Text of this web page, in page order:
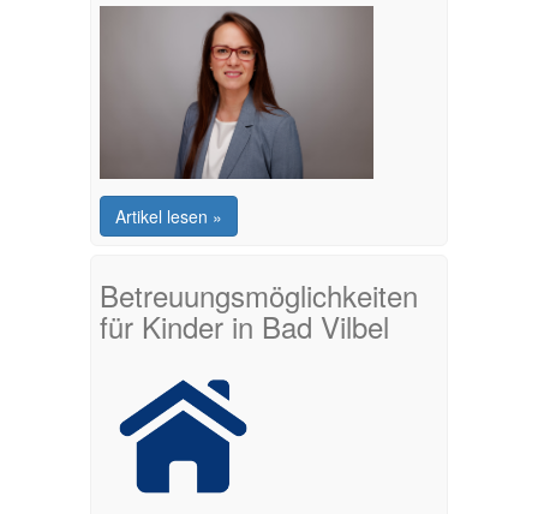
Artikel lesen »
Betreuungsmöglichkeiten
für Kinder in Bad Vilbel